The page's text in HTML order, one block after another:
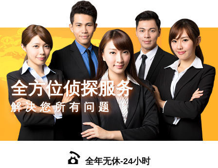
全方位侦探服务
解决您所有问题
全年无休-24小时